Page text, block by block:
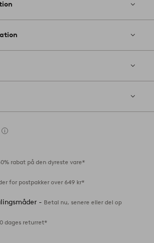
rabat på den dyreste vare*
for postpakker over 649 kr*
- Betal nu, senere eller del op
dages returret*